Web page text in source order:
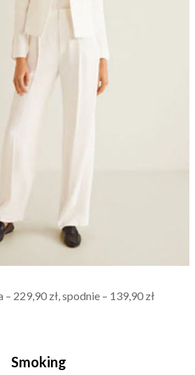
229,90 zł, spodnie – 139,90 zł
Smoking